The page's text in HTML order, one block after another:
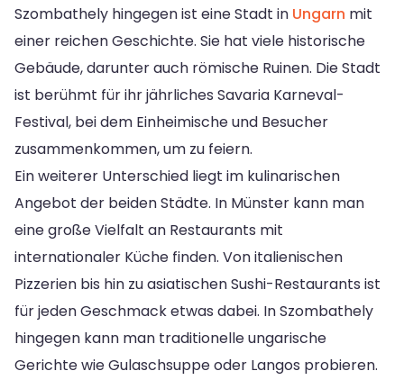
Szombathely hingegen ist eine Stadt in Ungarn mit
einer reichen Geschichte. Sie hat viele historische
Gebäude, darunter auch römische Ruinen. Die Stadt
ist berühmt für ihr jährliches Savaria Karneval-
Festival, bei dem Einheimische und Besucher
zusammenkommen, um zu feiern.
Ein weiterer Unterschied liegt im kulinarischen
Angebot der beiden Städte. In Münster kann man
eine große Vielfalt an Restaurants mit
internationaler Küche finden. Von italienischen
Pizzerien bis hin zu asiatischen Sushi-Restaurants ist
für jeden Geschmack etwas dabei. In Szombathely
hingegen kann man traditionelle ungarische
Gerichte wie Gulaschsuppe oder Langos probieren.